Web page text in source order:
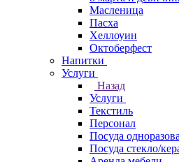
Масленица
Пасха
Хеллоуин
Октоберфест
Напитки
Услуги
Назад
Услуги
Текстиль
Персонал
Посуда
Посуда стекло/